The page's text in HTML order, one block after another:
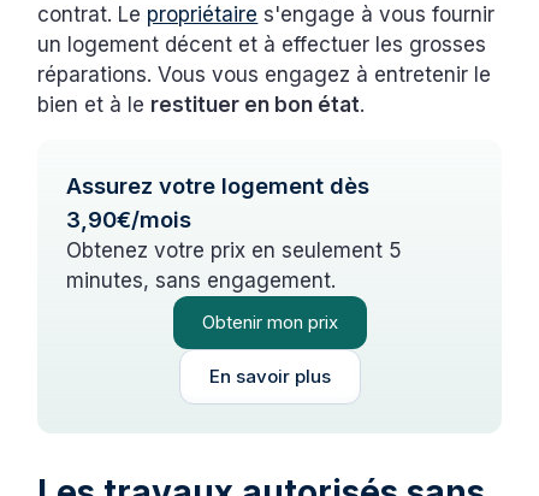
contrat. Le propriétaire s'engage à vous fournir
un logement décent et à effectuer les grosses
réparations. Vous vous engagez à entretenir le
bien et à le restituer en bon état.
Assurez votre logement dès
3,90€/mois
Obtenez votre prix en seulement 5
minutes, sans engagement.
Obtenir mon prix
En savoir plus